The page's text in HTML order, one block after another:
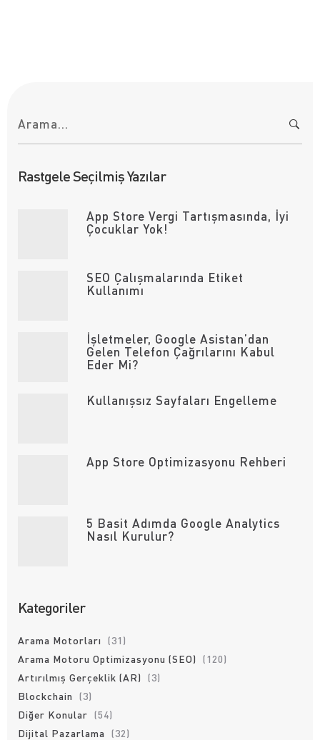
r
m
:Rastgele Seçilmiş Yazılar
App Store Vergi Tartışmasında, İyi
Çocuklar Yok!
SEO Çalışmalarında Etiket
Kullanımı
İşletmeler, Google Asistan’dan
Gelen Telefon Çağrılarını Kabul
Eder Mi?
Kullanışsız Sayfaları Engelleme
App Store Optimizasyonu Rehberi
5 Basit Adımda Google Analytics
Nasıl Kurulur?
Kategoriler
Arama Motorları
(31)
Arama Motoru Optimizasyonu (SEO)
(120)
Artırılmış Gerçeklik (AR)
(3)
Blockchain
(3)
Diğer Konular (54)
Dijital Pazarlama
(32)